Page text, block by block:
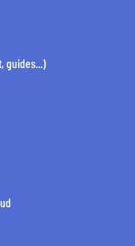
guides...)